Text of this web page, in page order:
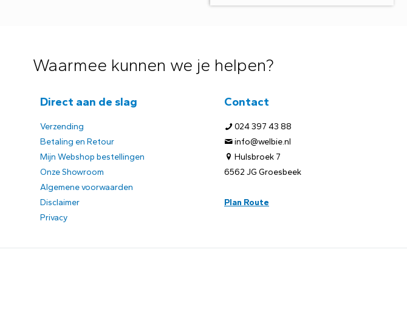
Waarmee kunnen we je helpen?
Direct aan de slag
Verzending
Betaling en Retour
Mijn Webshop bestellingen
Onze Showroom
Algemene voorwaarden
Disclaimer
Privacy
Contact
024 397 43 88
info@welbie.nl
Hulsbroek 7
6562 JG Groesbeek
Plan Route